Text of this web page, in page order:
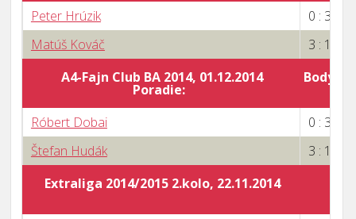
Peter Hrúzik
0 : 3
Matúš Kováč
3 : 1
A4-Fajn Club BA 2014, 01.12.2014
Poradie:
Body
Róbert Dobai
0 : 3
Štefan Hudák
3 : 1
Extraliga 2014/2015 2.kolo, 22.11.2014